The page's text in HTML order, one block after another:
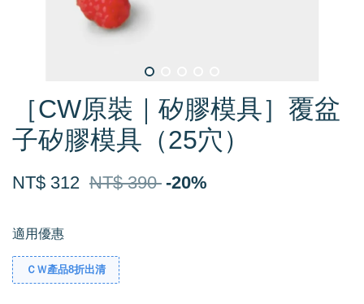
［CW原裝｜矽膠模具］覆盆
子矽膠模具（25穴）
NT$ 312 NT$ 390 -20%
適用優惠
ＣＷ產品8折出清